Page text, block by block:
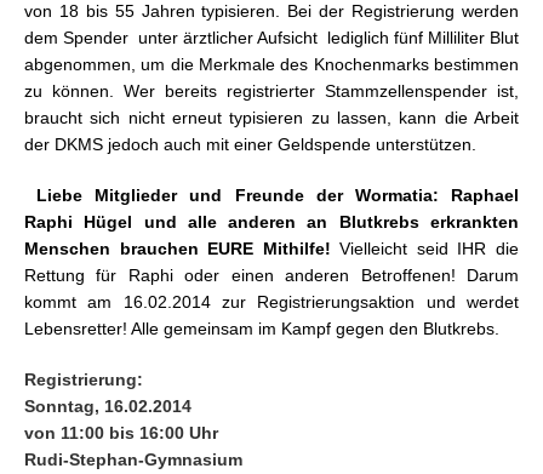
von 18 bis 55 Jahren typisieren. Bei der Registrierung werden
dem Spender  unter ärztlicher Aufsicht  lediglich fünf Milliliter Blut
abgenommen, um die Merkmale des Knochenmarks bestimmen
zu können. Wer bereits registrierter Stammzellenspender ist,
braucht sich nicht erneut typisieren zu lassen, kann die Arbeit
der DKMS jedoch auch mit einer Geldspende unterstützen.
Liebe Mitglieder und Freunde der Wormatia: Raphael
Raphi Hügel und alle anderen an Blutkrebs erkrankten
Menschen brauchen EURE Mithilfe! Vielleicht seid IHR die
Rettung für Raphi oder einen anderen Betroffenen! Darum
kommt am 16.02.2014 zur Registrierungsaktion und werdet
Lebensretter! Alle gemeinsam im Kampf gegen den Blutkrebs.
Registrierung:
Sonntag, 16.02.2014
von 11:00 bis 16:00 Uhr
Rudi-Stephan-Gymnasium